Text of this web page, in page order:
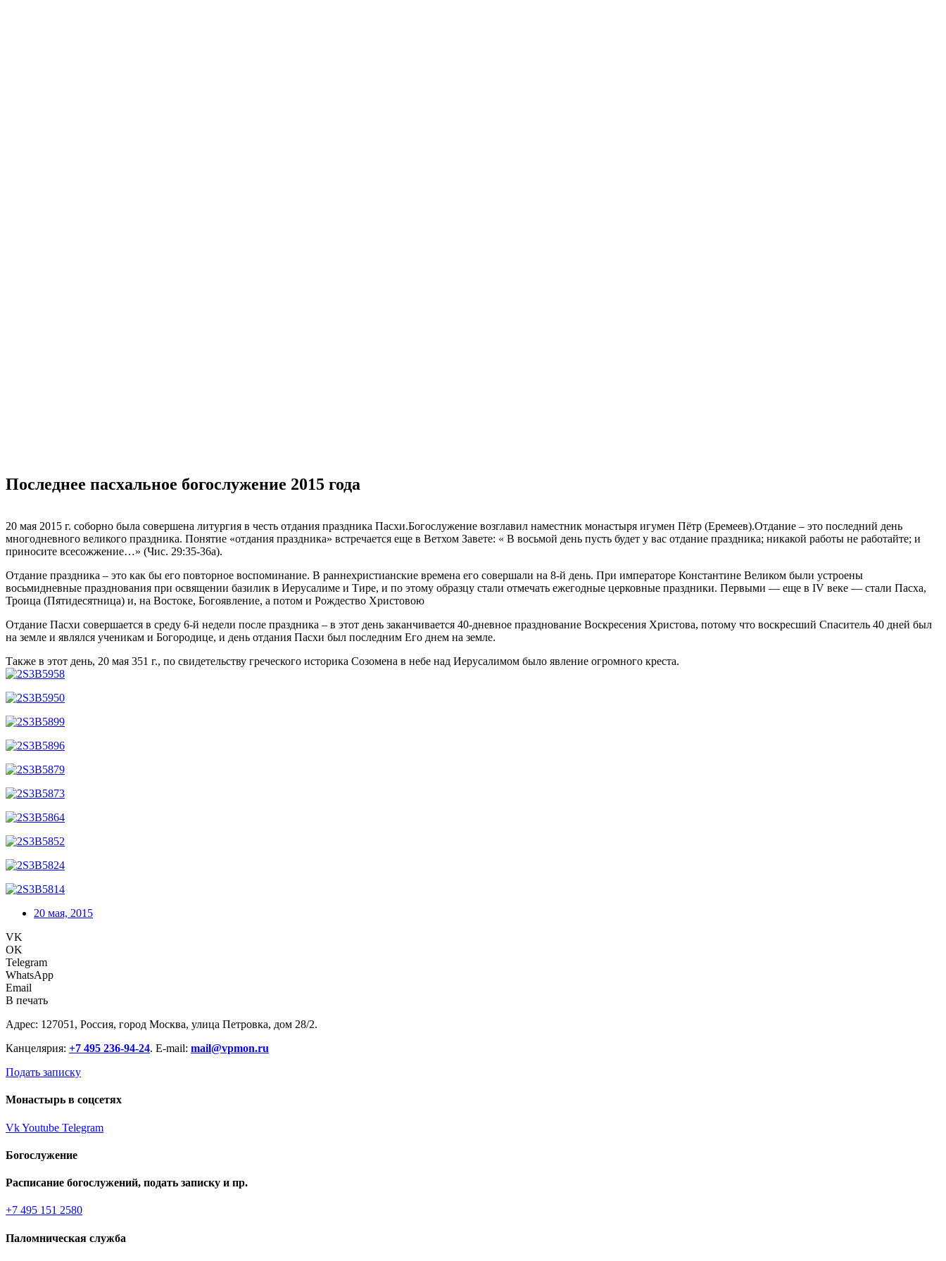
Последнее пасхальное богослужение 2015 года
20 мая 2015 г. соборно была совершена литургия в честь отдания праздника Пасхи.Богослужение возглавил наместник монастыря игумен Пётр (Еремеев).Отдание – это последний день
многодневного великого праздника. Понятие «отдания праздника» встречается еще в Ветхом Завете: « В восьмой день пусть будет у вас отдание праздника; никакой работы не работайте; и
приносите всесожжение…» (Чис. 29:35-36а).
Отдание праздника – это как бы его повторное воспоминание. В раннехристианские времена его совершали на 8-й день. При императоре Константине Великом были устроены
восьмидневные празднования при освящении базилик в Иерусалиме и Тире, и по этому образцу стали отмечать ежегодные церковные праздники. Первыми — еще в IV веке — стали Пасха,
Троица (Пятидесятница) и, на Востоке, Богоявление, а потом и Рождество Христовою
Отдание Пасхи совершается в среду 6-й недели после праздника – в этот день заканчивается 40-дневное празднование Воскресения Христова, потому что воскресший Спаситель 40 дней был
на земле и являлся ученикам и Богородице, и день отдания Пасхи был последним Его днем на земле.
Также в этот день, 20 мая 351 г., по свидетельству греческого историка Созомена в небе над Иерусалимом было явление огромного креста.
20 мая, 2015
VK
OK
Telegram
WhatsApp
Email
В печать
Адрес: 127051, Россия, город Москва, улица Петровка, дом 28/2.
Канцелярия: +7 495 236-94-24. E-mail: mail@vpmon.ru
Подать записку
Монастырь в соцсетях
VkYoutube Telegram
Богослужение
Расписание богослужений, подать записку и пр.
+7 495 151 2580
Паломническая служба